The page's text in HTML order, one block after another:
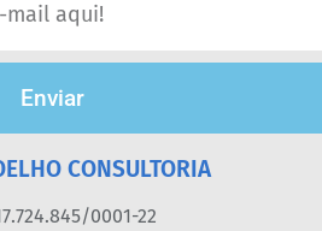
Enviar
CONSULTORIA
0001-22